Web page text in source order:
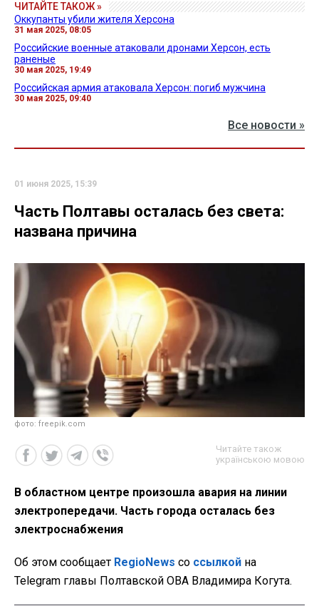
ЧИТАЙТЕ ТАКОЖ »
Оккупанты убили жителя Херсона
31 мая 2025, 08:05
Российские военные атаковали дронами Херсон, есть
раненые
30 мая 2025, 19:49
Российская армия атаковала Херсон: погиб мужчина
30 мая 2025, 09:40
Все новости »
01 июня 2025, 15:39
Часть Полтавы осталась без света:
названа причина
фото: freepik.com
Читайте також
українською мовою
В областном центре произошла авария на линии
электропередачи. Часть города осталась без
электроснабжения
Об этом сообщает RegioNews со ссылкой на
Telegram главы Полтавской ОВА Владимира Когута.